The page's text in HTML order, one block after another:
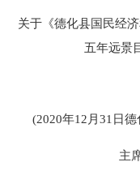
关于《德化县国民经
五年远景
(2020年12月31日
主